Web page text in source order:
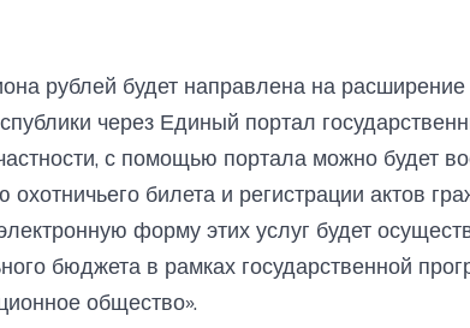
рублей будет направлена на расширение
через Единый портал
с помощью портала можно будет
билета и регистрации актов
форму этих услуг будет
бюджета в рамках государственной
общество».